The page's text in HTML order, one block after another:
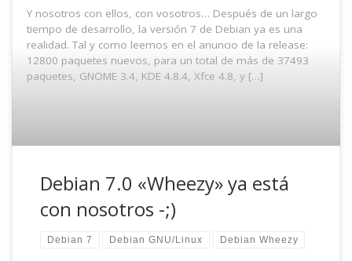
Y nosotros con ellos, con vosotros… Después de un largo
tiempo de desarrollo, la versión 7 de Debian ya es una
realidad. Tal y como leemos en el anuncio de la release:
12800 paquetes nuevos, para un total de más de 37493
paquetes, GNOME 3.4, KDE 4.8.4, Xfce 4.8, y […]
Debian 7.0 «Wheezy» ya está
con nosotros -;)
Debian 7 Debian GNU/Linux Debian Wheezy